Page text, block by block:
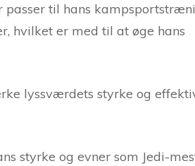
til hans
hvilket er med til at øge hans
lyssværdets styrke og
styrke og evner som Jedi-